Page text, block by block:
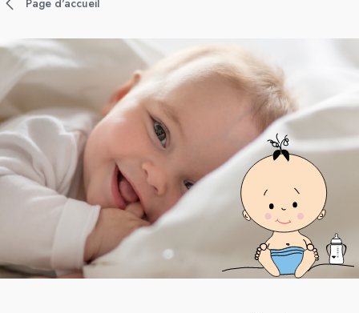
Page d'accueil